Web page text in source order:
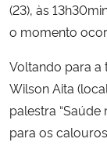
(23), às
o momento
Voltando para a
Wilson Aita
palestra “Saúde
para os